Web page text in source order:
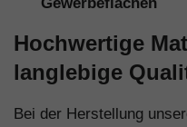
Hochwertige
langlebige
Bei der Herstellung